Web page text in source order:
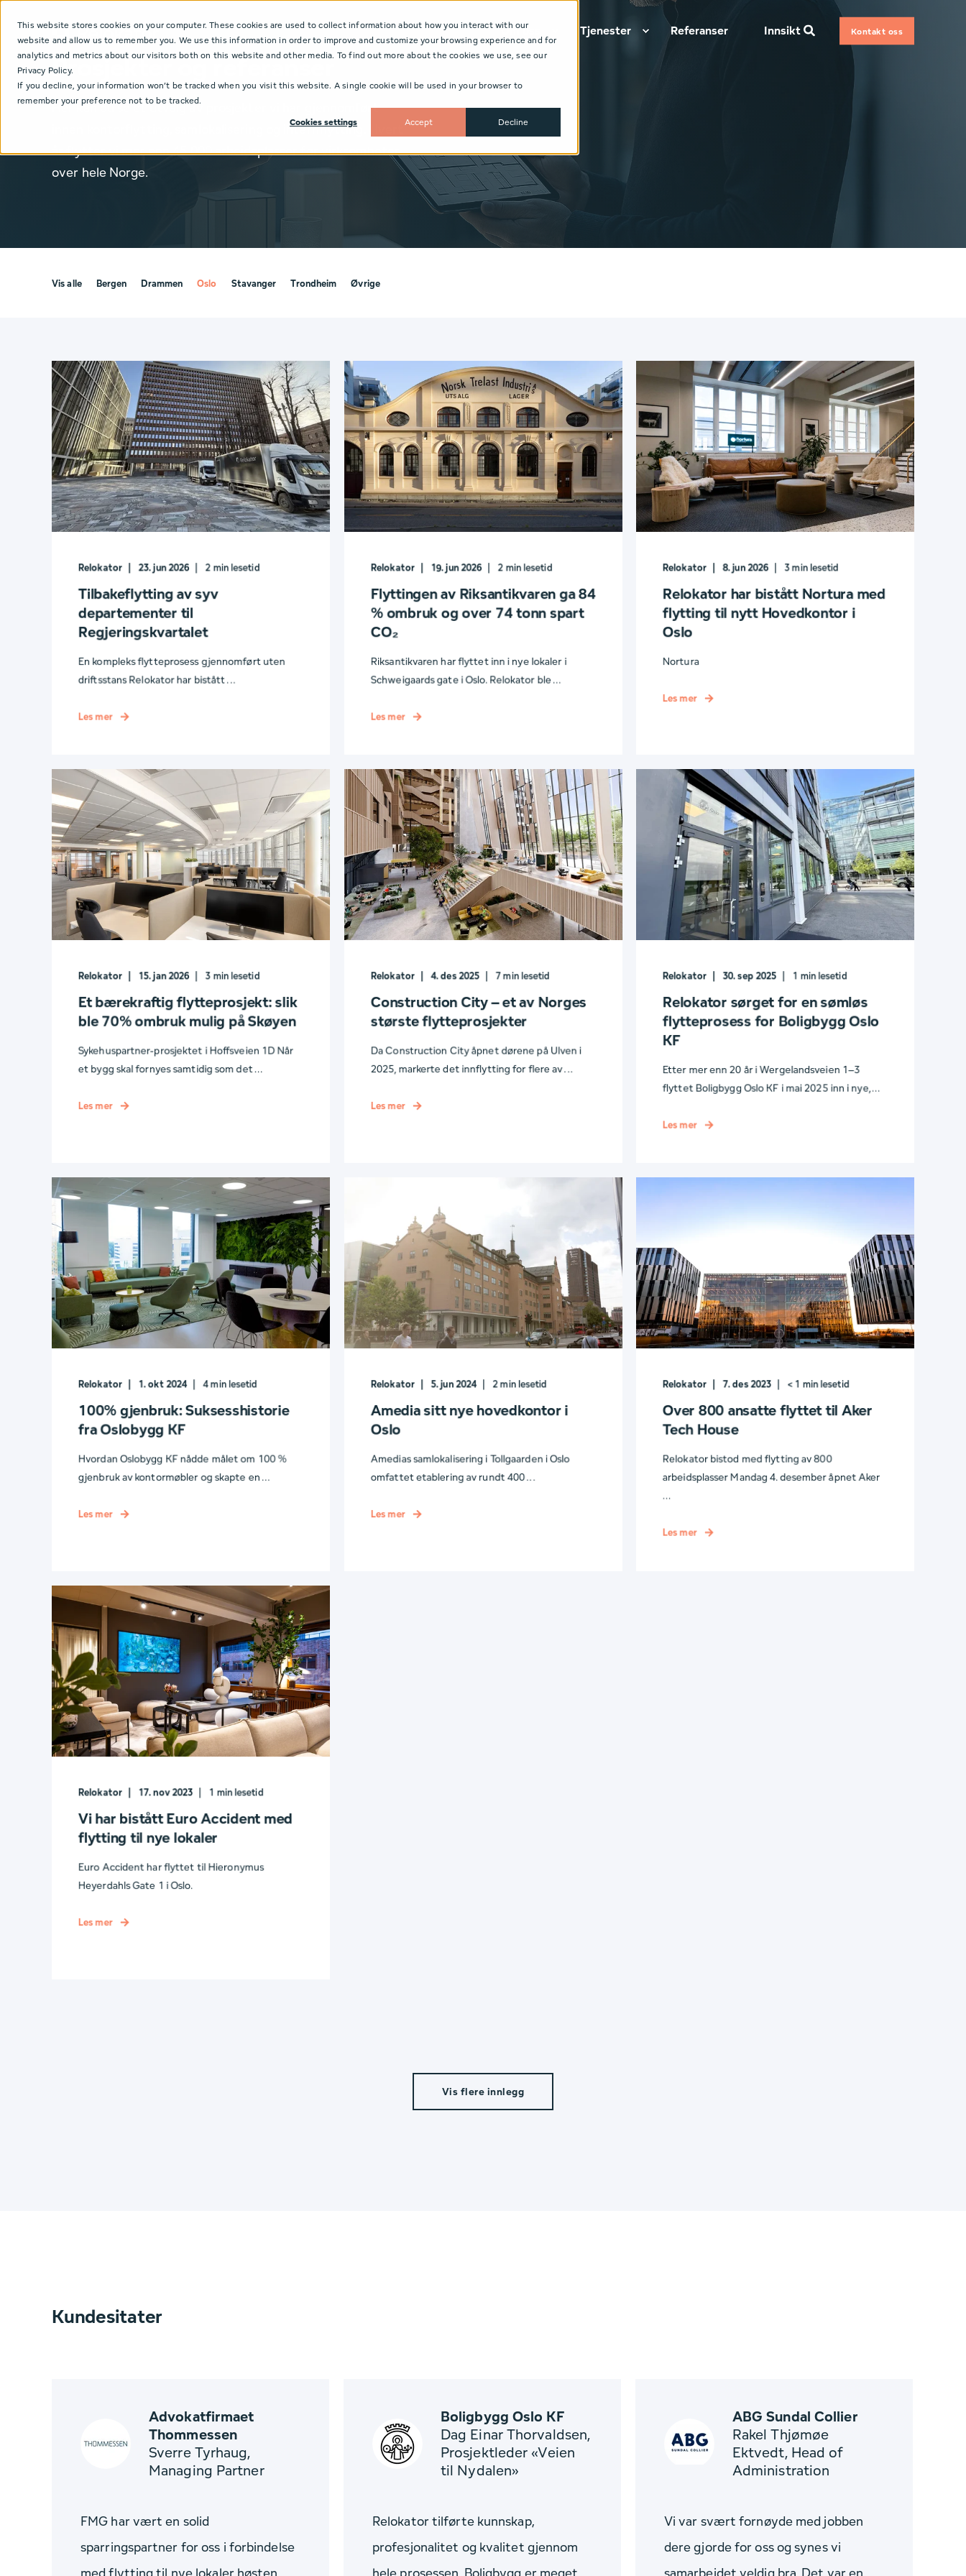
This website stores cookies on your computer. These cookies are used to collect information about how you interact with our
website and allow us to remember you. We use this information in order to improve and customize your browsing experience and for
analytics and metrics about our visitors both on this website and other media. To find out more about the cookies we use, see our
Privacy Policy.
If you decline, your information won’t be tracked when you visit this website. A single cookie will be used in your browser to
remember your preference not to be tracked.
Cookies settings Accept Decline
Om oss Tjenester Referanser Innsikt Kontakt oss
Prosjekter og referanser
Her kan du se et utvalg av prosjekter vi har gjennomført
innen kontorflytting, samlokalisering og internflytting. Hvert
år flytter vi mer enn 45 000 arbeidsplasser for virksomheter
over hele Norge.
Vis alle Bergen Drammen Oslo Stavanger Trondheim Øvrige
Relokator 23. jun 2026 2 min lesetid
Tilbakeflytting av syv
departementer til
Regjeringskvartalet
En kompleks flytteprosess gjennomført uten
driftsstans Relokator har bistått ...
Les mer
Relokator 19. jun 2026 2 min lesetid
Flyttingen av Riksantikvaren ga 84
% ombruk og over 74 tonn spart
CO₂
Riksantikvaren har flyttet inn i nye lokaler i
Schweigaards gate i Oslo. Relokator ble ...
Les mer
Relokator 8. jun 2026 3min lesetid
Relokator har bistått Nortura med
flytting til nytt Hovedkontor i
Oslo
Nortura
Les mer
Relokator 15. jan 2026 3 min lesetid
Et bærekraftig flytteprosjekt: slik
ble 70% ombruk mulig på Skøyen
Sykehuspartner-prosjektet i Hoffsveien 1D Når
et bygg skal fornyes samtidig som det ...
Les mer
Relokator 4. des 2025 7min lesetid
Construction City – et av Norges
største flytteprosjekter
Da Construction City åpnet dørene på Ulven i
2025, markerte det innflytting for flere av ...
Les mer
Relokator 30. sep 2025 1 min lesetid
Relokator sørget for en sømløs
flytteprosess for Boligbygg Oslo
KF
Etter mer enn 20 år i Wergelandsveien 1–3
flyttet Boligbygg Oslo KF i mai 2025 inn i nye, ...
Les mer
Relokator 1. okt 2024 4min lesetid
100% gjenbruk: Suksesshistorie
fra Oslobygg KF
Hvordan Oslobygg KF nådde målet om 100 %
gjenbruk av kontormøbler og skapte en ...
Les mer
Relokator 5. jun 2024 2min lesetid
Amedia sitt nye hovedkontor i
Oslo
Amedias samlokalisering i Tollgaarden i Oslo
omfattet etablering av rundt 400 ...
Les mer
Relokator 7. des 2023 < 1 min lesetid
Over 800 ansatte flyttet til Aker
Tech House
Relokator bistod med flytting av 800
arbeidsplasser Mandag 4. desember åpnet Aker
...
Les mer
Relokator 17. nov 2023 1 min lesetid
Vi har bistått Euro Accident med
flytting til nye lokaler
Euro Accident har flyttet til Hieronymus
Heyerdahls Gate 1 i Oslo.
Les mer
Vis flere innlegg
Kundesitater
Advokatfirmaet
Thommessen
Sverre Tyrhaug,
Managing Partner
FMG har vært en solid
sparringspartner for oss i forbindelse
Boligbygg Oslo KF
Dag Einar Thorvaldsen,
Prosjektleder «Veien
til Nydalen»
Relokator tilførte kunnskap,
profesjonalitet og kvalitet gjennom
ABG Sundal Collier
Rakel Thjømøe
Ektvedt, Head of
Administration
Vi var svært fornøyde med jobben
dere gjorde for oss og synes vi